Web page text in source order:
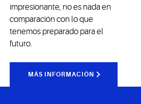
impresionante, no es nada en
comparación con lo que
tenemos preparado para el
futuro.
MÁS INFORMACIÓN